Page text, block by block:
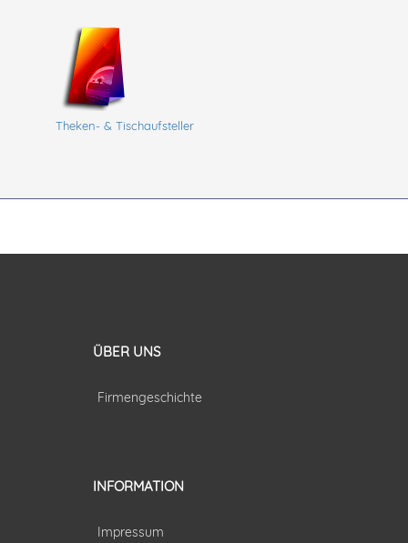
Theken- & Tischaufsteller
ÜBER UNS
Firmengeschichte
INFORMATION
Impressum